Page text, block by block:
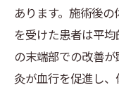
あります。施術後
を受けた患者は平
の末端部での改善
灸が血行を促進し